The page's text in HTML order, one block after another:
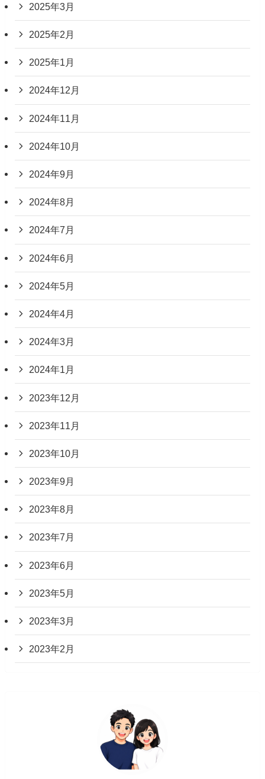
2025年3月
2025年2月
2025年1月
2024年12月
2024年11月
2024年10月
2024年9月
2024年8月
2024年7月
2024年6月
2024年5月
2024年4月
2024年3月
2024年1月
2023年12月
2023年11月
2023年10月
2023年9月
2023年8月
2023年7月
2023年6月
2023年5月
2023年3月
2023年2月